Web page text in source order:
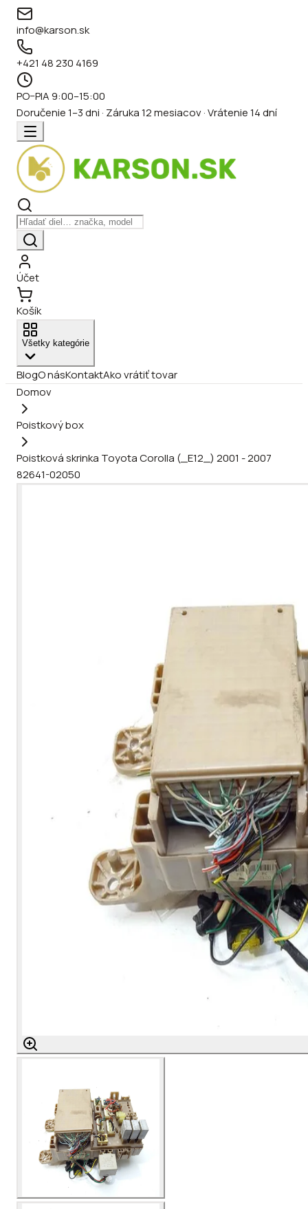
info@karson.sk
+421 48 230 4169
PO–PIA 9:00–15:00
Doručenie 1–3 dni · Záruka 12 mesiacov · Vrátenie 14 dní
Účet
Košík
Všetky kategórie
BlogO násKontaktAko vrátiť tovar
Domov
Poistkový box
Poistková skrinka Toyota Corolla (_E12_) 2001 - 2007
82641-02050